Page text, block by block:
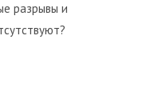
разрывы и